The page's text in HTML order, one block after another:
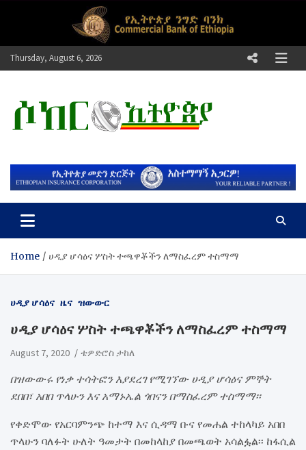
Thursday, August 6, 2026
ሶከር ኢትዮጵያ
Home ሀዲያ ሆሳዕና ሦስት ተጫዋቾችን ለማስፈረም ተስማማ
ሀዲያ ሆሳዕና ዜና ዝውውር
ሀዲያ ሆሳዕና ሦስት ተጫዋቾችን ለማስፈረም ተስማማ
August 7, 2020 ቴዎድሮስ ታከለ
በዝውውሩ የነቃ ተሳትፎን እያደረገ የሚገኘው ሀዲያ ሆሳዕና ምኞት
ደበበ፣ አበበ ጥላሁን እና አማኑኤል ጎበናን በማስፈረም ተስማማ፡፡
የቀድሞው የአርባምንጭ ከተማ እና ሲዳማ ቡና የመሐል ተከላካይ አበበ
ጥላሁን ባለፉት ሁለት ዓመታት በመከላከያ በመጫወት አሳልፏል፡፡ ከፋሲል